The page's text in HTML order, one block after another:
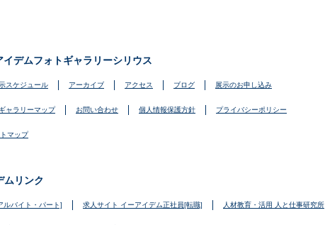
イデムフォトギャラリーシリウス
スケジュール アーカイブ アクセス ブログ 展示のお申し込み
ギャラリーマップ お問い合わせ 個人情報保護方針 プライバシーポリシー
マップ
ムリンク
ルバイト・パート] 求人サイト イーアイデム正社員[転職] 人材教育・活用 人と仕事研究所